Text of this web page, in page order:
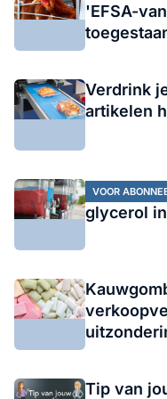
'EFSA-
Verdrink
artikelen
VOOR
glycerol
Tip van